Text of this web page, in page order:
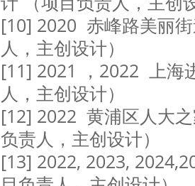
[10] 2020 赤峰路美丽
人，主创设计）
[11] 2021 ，2022 上海
人，主创设计）
[12] 2022 黄浦区人大
负责人，主创设计）
[13] 2022, 2023,